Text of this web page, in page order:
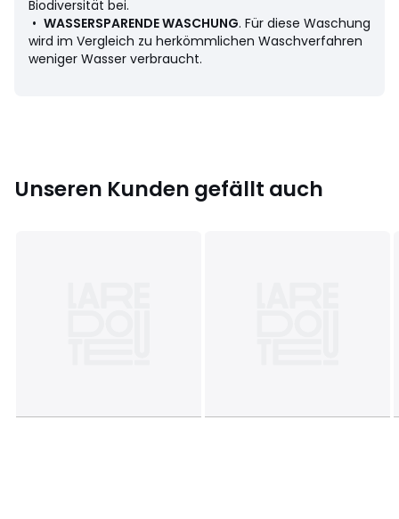
Farbe: Hellgrau, Schwarz Used, Blue Stone, Elfenbein
Biodiversität bei.
• WASSERSPARENDE WASCHUNG. Für diese Waschung
wird im Vergleich zu herkömmlichen Waschverfahren
weniger Wasser verbraucht.
Unseren Kunden gefällt auch